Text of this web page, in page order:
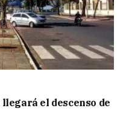
el descenso de